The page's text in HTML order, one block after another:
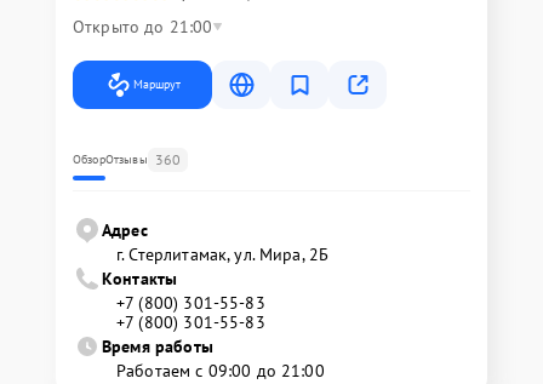
Открыто до 21:00
Маршрут
ОбзорОтзывы 360
Адрес
г. Стерлитамак, ул. Мира, 2Б
Контакты
+7 (800) 301-55-83
+7 (800) 301-55-83
Время работы
Работаем с 09:00 до 21:00